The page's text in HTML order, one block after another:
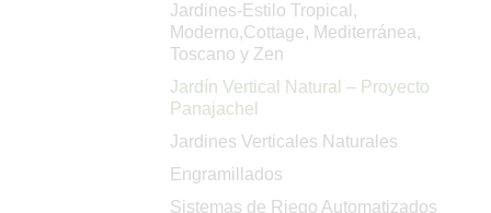
Jardines-Estilo Tropical,
Moderno,Cottage, Mediterránea,
Toscano y Zen
Jardín Vertical Natural – Proyecto
Panajachel
Jardines Verticales Naturales
Engramillados
Sistemas de Riego Automatizados